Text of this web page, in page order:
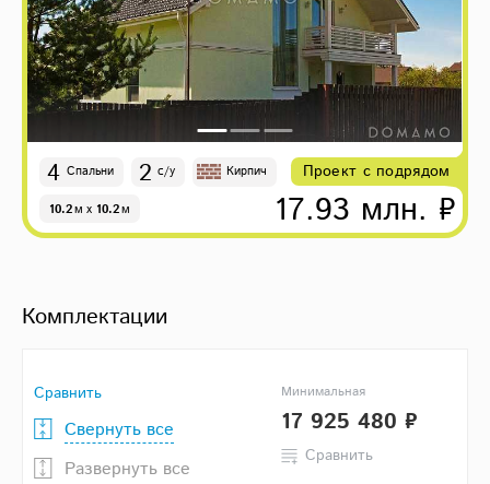
4 Спальни 2 с/у Кирпич
10.2м x 10.2м
Проект с подрядом
17.93 млн. ₽
Комплектации
Сравнить
Свернуть все
Развернуть все
Минимальная
17 925 480 ₽
Сравнить